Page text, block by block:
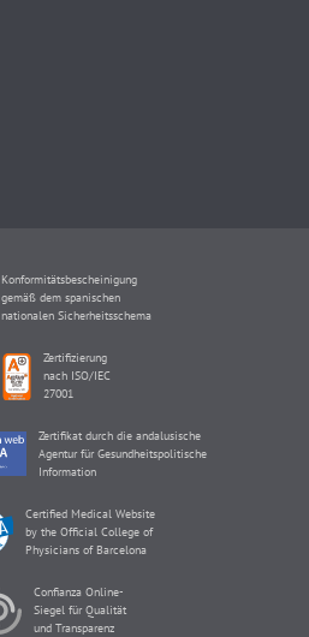
Konformitätsbescheinigung
gemäß dem spanischen
nationalen Sicherheitsschema
Zertifizierung
nach ISO/IEC
27001
Zertifikat durch die andalusische
Agentur für Gesundheitspolitische
Information
Certified Medical Website
by the Official College of
Physicians of Barcelona
Confianza Online-
Siegel für Qualität
und Transparenz